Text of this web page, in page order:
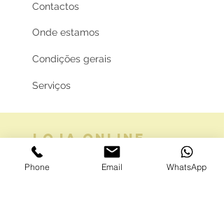
Contactos
Onde estamos
Condições gerais
Serviços
LOJA ONLINE
Guia de tamanhos
Phone Email WhatsApp